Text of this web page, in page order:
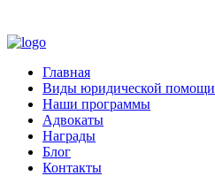
Главная
Виды юридической помощи
Наши программы
Адвокаты
Награды
Блог
Контакты